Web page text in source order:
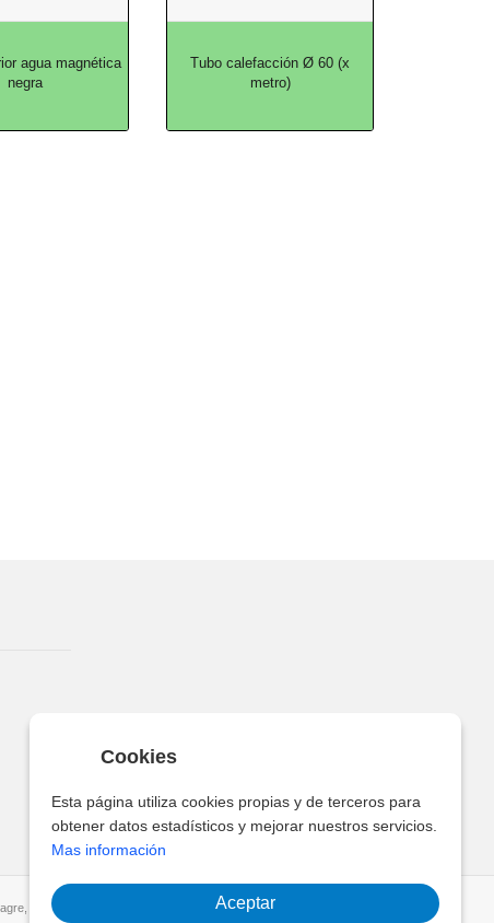
agua magnética
negra
Tubo calefacción Ø 60 (x
metro)
Santa
Cookies
Esta página utiliza cookies propias y de terceros para
obtener datos estadísticos y mejorar nuestros servicios.
Mas información
Aceptar